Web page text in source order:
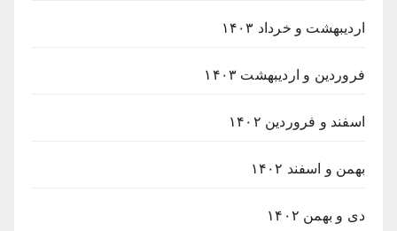
اردیبهشت و خرداد ۱۴۰۳
فروردین و اردیبهشت ۱۴۰۳
اسفند و فروردین ۱۴۰۲
بهمن و اسفند ۱۴۰۲
دی و بهمن ۱۴۰۲